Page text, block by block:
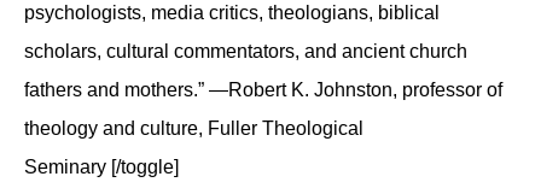
psychologists, media critics, theologians, biblical
scholars, cultural commentators, and ancient church
fathers and mothers.” —Robert K. Johnston, professor of
theology and culture, Fuller Theological
Seminary [/toggle]